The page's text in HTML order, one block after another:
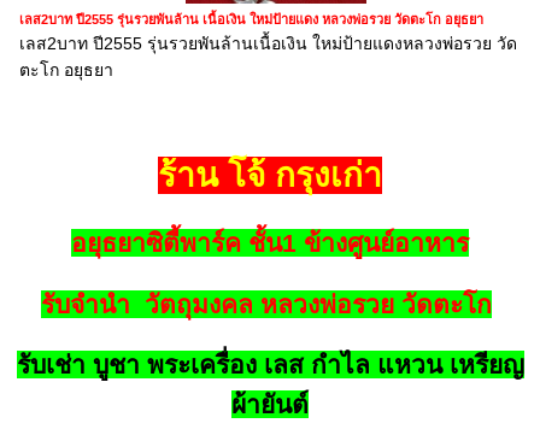
เลส2บาท ปี2555 รุ่นรวยพันล้าน เนื้อเงิน ใหม่ป้ายแดง หลวงพ่อรวย วัดตะโก อยุธยา
เลส2บาท ปี2555 รุ่นรวยพันล้านเนื้อเงิน ใหม่ป้ายแดงหลวงพ่อรวย วัด
ตะโก อยุธยา
ร้าน โจ้ กรุงเก่า
อยุธยาซิตี้พาร์ค ชั้น1 ข้างศูนย์อาหาร
รับจำนำ วัตถุมงคล หลวงพ่อรวย วัดตะโก
รับเช่า บูชา พระเครื่อง เลส กำไล แหวน เหรียญ
ผ้ายันต์